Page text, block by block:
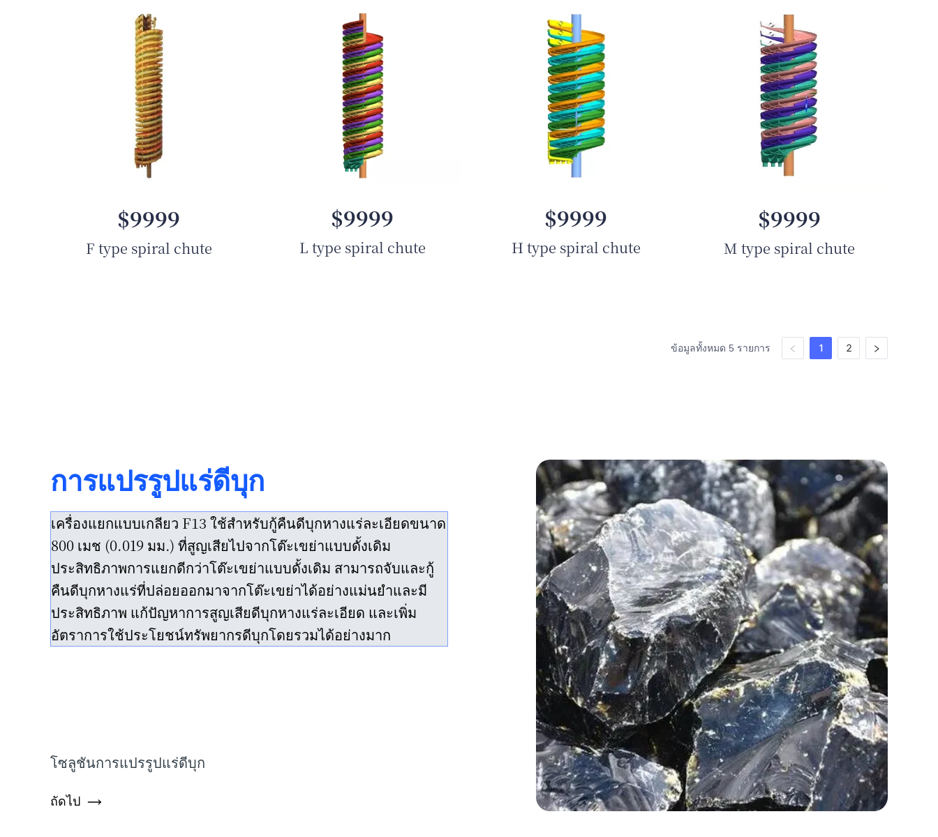
$9999
F type spiral chute
$9999
L type spiral chute
$9999
H type spiral chute
$9999
M type spiral chute
ข้อมูลทั้งหมด 5 รายการ 1 2
การแปรรูปแร่ดีบุก
เครื่องแยกแบบเกลียว F13 ใช้สำหรับกู้คืนดีบุกหางแร่ละเอียดขนาด
800 เมช (0.019 มม.) ที่สูญเสียไปจากโต๊ะเขย่าแบบดั้งเดิม
ประสิทธิภาพการแยกดีกว่าโต๊ะเขย่าแบบดั้งเดิม สามารถจับและกู้
คืนดีบุกหางแร่ที่ปล่อยออกมาจากโต๊ะเขย่าได้อย่างแม่นยำและมี
ประสิทธิภาพ แก้ปัญหาการสูญเสียดีบุกหางแร่ละเอียด และเพิ่ม
อัตราการใช้ประโยชน์ทรัพยากรดีบุกโดยรวมได้อย่างมาก
โซลูชันการแปรรูปแร่ดีบุก
ถัดไป